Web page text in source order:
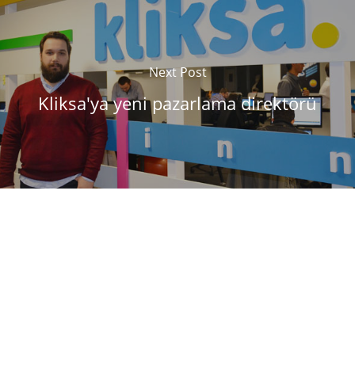
Next Post
Kliksa'ya yeni pazarlama direktörü